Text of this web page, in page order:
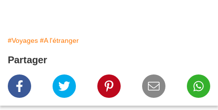
#Voyages #A l'étranger
Partager